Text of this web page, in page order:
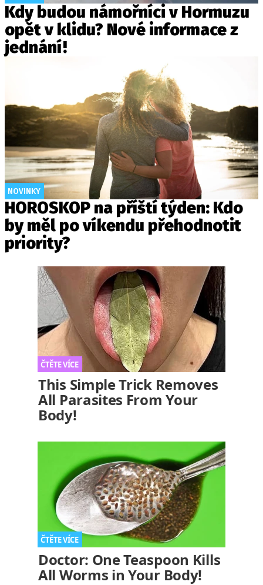
Kdy budou námořníci v Hormuzu
opět v klidu? Nové informace z
jednání!
NOVINKY
HOROSKOP na příští týden: Kdo
by měl po víkendu přehodnotit
priority?
This Simple Trick Removes
All Parasites From Your
Body!
Doctor: One Teaspoon Kills
All Worms in Your Body!